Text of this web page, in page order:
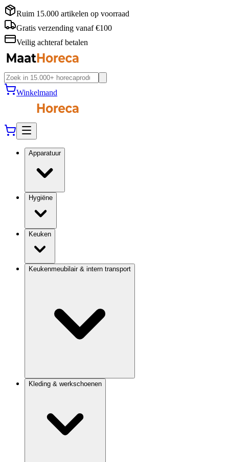
Ruim 15.000 artikelen op voorraad
Gratis verzending vanaf €100
Veilig achteraf betalen
Winkelmand
Apparatuur
Hygiëne
Keuken
Keukenmeubilair & intern transport
Kleding & werkschoenen